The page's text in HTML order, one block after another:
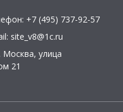
+7 (495) 737-92-57
site_v8@1c.ru
Москва, улица
21